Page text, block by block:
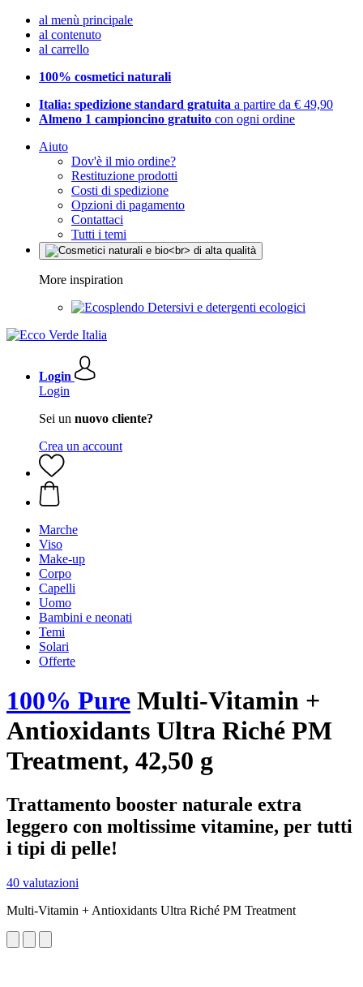
al menù principale
al contenuto
al carrello
100% cosmetici naturali
Italia: spedizione standard gratuita a partire da € 49,90
Almeno 1 campioncino gratuito con ogni ordine
Aiuto
Dov'è il mio ordine?
Restituzione prodotti
Costi di spedizione
Opzioni di pagamento
Contattaci
Tutti i temi
More inspiration
Detersivi e detergenti ecologici
Login
Login
Sei un nuovo cliente?
Crea un account
Marche
Viso
Make-up
Corpo
Capelli
Uomo
Bambini e neonati
Temi
Solari
Offerte
100% Pure Multi-Vitamin +
Antioxidants Ultra Riché PM
Treatment, 42,50 g
Trattamento booster naturale extra
leggero con moltissime vitamine, per tutti
i tipi di pelle!
40 valutazioni
Multi-Vitamin + Antioxidants Ultra Riché PM Treatment